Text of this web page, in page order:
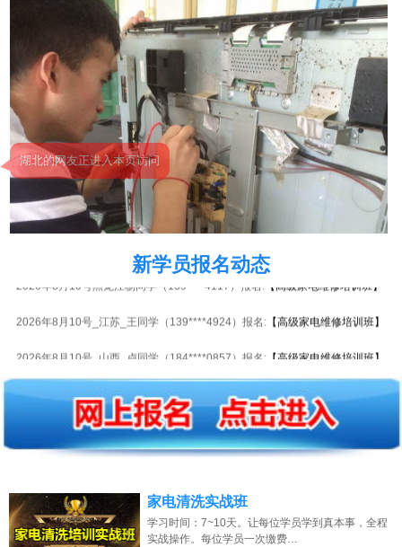
新学员报名动态
2026年8月10号_湖北_杨同学（154****2780）报名: 【高级家电维修培训班】
2026年8月10号黑龙江杨同学（139****4117）报名:【高级家电维修培训班】
2026年8月10号黑龙江谭同学（137****7610）报名:【高级家电维修培训班】
2026年8月10号_湖北_胡同学（153****6289）报名:【高级家电维修培训班】
2026年8月10号_陕西_林同学（157****7444）报名:【高级家电维修培训班】
2026年8月10号黑龙江谭同学（135****5570）报名:
2026年8月10号_山西_钟同学（150****6358）报名:【高级家电维修培训班】
家电清洗实战班
学习时间：7~10天。让每位学员学到真本事，全程
实战操作。每位学员一次缴费…